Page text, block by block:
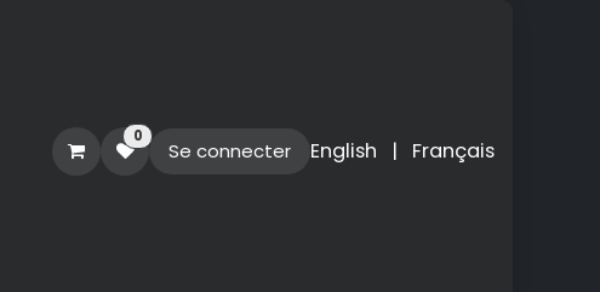
0
Se connecter English | Français